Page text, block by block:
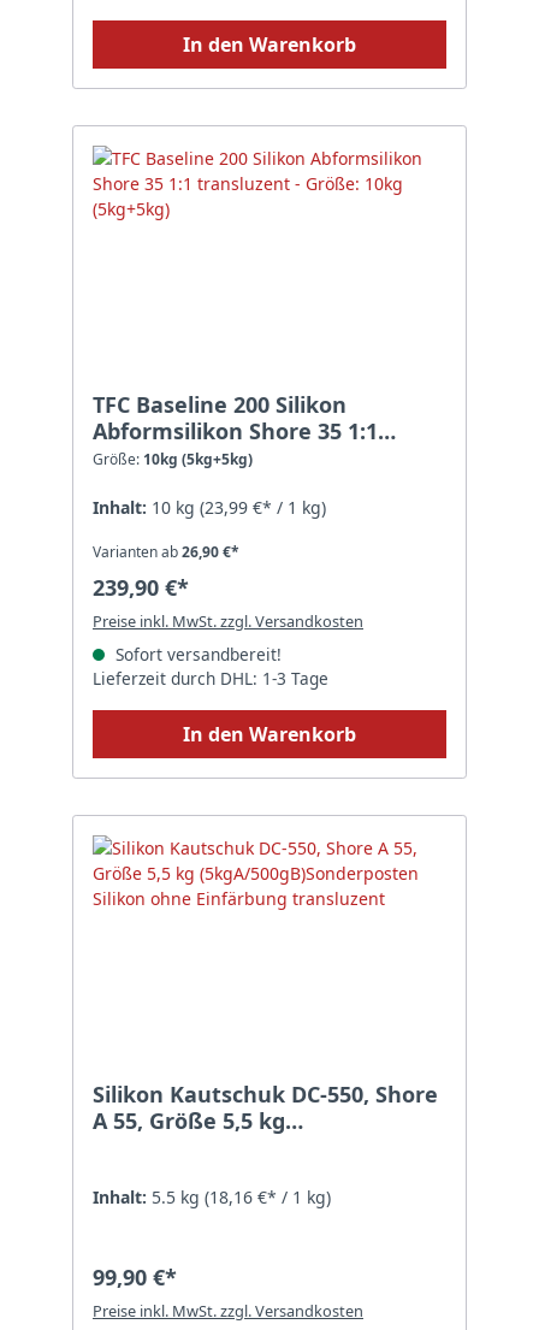
In den Warenkorb
TFC Baseline 200 Silikon
Abformsilikon Shore 35 1:1
transluzent - Größe: 10kg
Größe: 10kg (5kg+5kg)
Inhalt: 10 kg (23,99 €* / 1 kg)
Varianten ab26,90 €*
239,90 €*
Preise inkl. MwSt. zzgl. Versandkosten
Sofort versandbereit!
Lieferzeit durch DHL: 1-3 Tage
In den Warenkorb
Silikon Kautschuk DC-550, Shore
A 55, Größe 5,5 kg
transluzent
Inhalt: 5.5 kg (18,16 €* / 1 kg)
99,90 €*
Preise inkl. MwSt. zzgl. Versandkosten